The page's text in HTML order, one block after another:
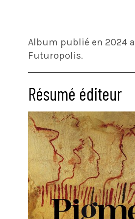
Album publié en 2024
Futuropolis.
Résumé éditeur